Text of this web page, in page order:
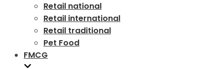
Retail national
Retail international
Retail traditional
Pet Food
FMCG